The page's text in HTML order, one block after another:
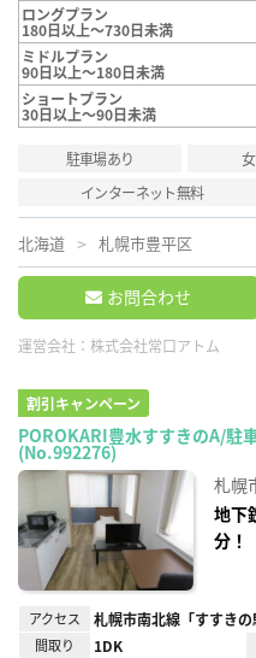
ロングプラン
180日以上～730日未満
ミドルプラン
90日以上～180日未満
ショートプラン
30日以上～90日未満
駐車場あり
インターネット無料
北海道 札幌市豊平区
お問合わせ
運営会社： 株式会社常口アトム
割引キャンペーン
POROKARI豊水すすきのA/駐
(No.992276)
札幌
地下
分！
アクセス 札幌市南北線「すすき
間取り 1DK